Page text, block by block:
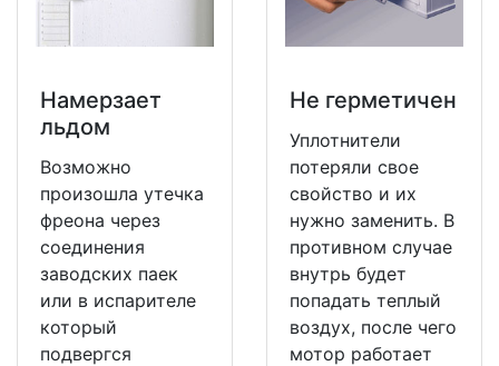
Намерзает
льдом
Возможно
произошла утечка
фреона через
соединения
заводских паек
или в испарителе
который
подвергся
Не герметичен
Уплотнители
потеряли свое
свойство и их
нужно заменить. В
противном случае
внутрь будет
попадать теплый
воздух, после чего
мотор работает